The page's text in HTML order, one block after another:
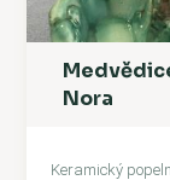
Nora
Keramický